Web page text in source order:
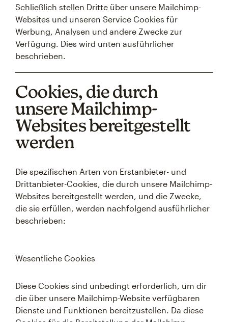
Schließlich stellen Dritte über unsere Mailchimp-
Websites und unseren Service Cookies für
Werbung, Analysen und andere Zwecke zur
Verfügung. Dies wird unten ausführlicher
beschrieben.
Cookies, die durch
unsere Mailchimp-
Websites bereitgestellt
werden
Die spezifischen Arten von Erstanbieter- und
Drittanbieter-Cookies, die durch unsere Mailchimp-
Websites bereitgestellt werden, und die Zwecke,
die sie erfüllen, werden nachfolgend ausführlicher
beschrieben:
Wesentliche Cookies
Diese Cookies sind unbedingt erforderlich, um dir
die über unsere Mailchimp-Website verfügbaren
Dienste und Funktionen bereitzustellen. Da diese